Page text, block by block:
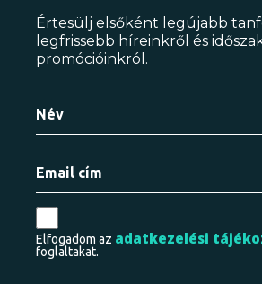
Értesülj elsőként legújabb
legfrissebb híreinkről és
promócióinkról.
Elfogadom az adatkezelési
foglaltakat.